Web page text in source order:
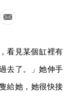
看見某個缸裡有
去了。」她伸手
給她，她很快接